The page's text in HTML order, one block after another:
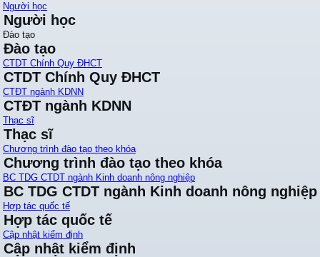
Người học
Người học
Đào tạo
Đào tạo
CTDT Chính Quy ĐHCT
CTDT Chính Quy ĐHCT
CTĐT ngành KDNN
CTĐT ngành KDNN
Thạc sĩ
Thạc sĩ
Chương trình đào tạo theo khóa
Chương trình đào tạo theo khóa
BC TDG CTDT ngành Kinh doanh nông nghiệp
BC TDG CTDT ngành Kinh doanh nông nghiệp
Hợp tác quốc tế
Hợp tác quốc tế
Cập nhật kiểm định
Cập nhật kiểm định